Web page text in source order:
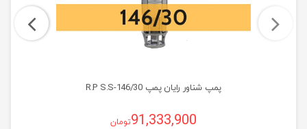
پمپ شناور رایان پمپ R.P S.S-146/30
91,333,900تومان